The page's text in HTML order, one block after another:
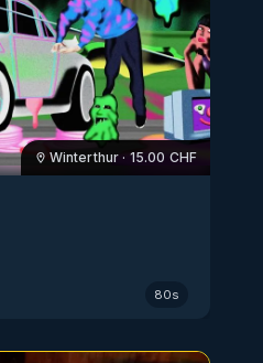
Winterthur · 15.00 CHF
80s